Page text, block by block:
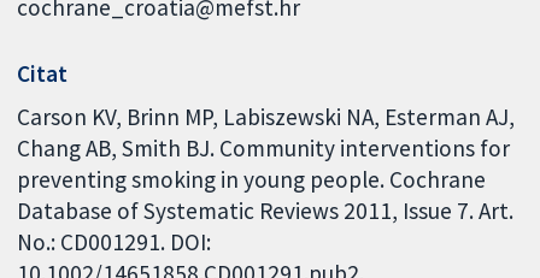
cochrane_croatia@mefst.hr
Citat
Carson KV, Brinn MP, Labiszewski NA, Esterman AJ,
Chang AB, Smith BJ. Community interventions for
preventing smoking in young people. Cochrane
Database of Systematic Reviews 2011, Issue 7. Art.
No.: CD001291. DOI: